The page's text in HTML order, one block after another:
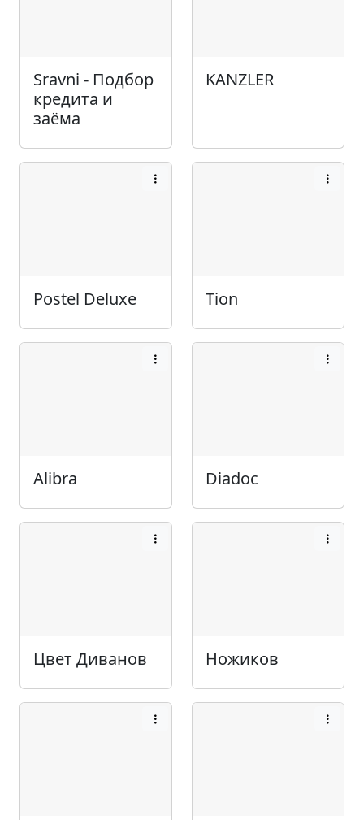
Sravni - Подбор
кредита и
заёма
KANZLER
Postel Deluxe Tion
Alibra Diadoc
Цвет Диванов Ножиков